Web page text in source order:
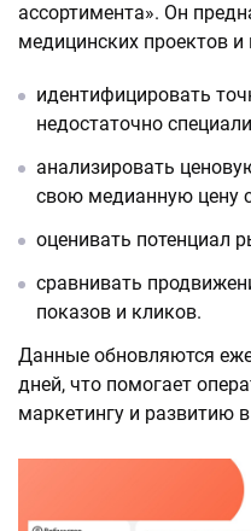
ассортимента». Он
медицинских проектов и
идентифицировать
недостаточно
анализировать
свою медианную цену
оценивать потенциал
сравнивать
показов и кликов.
Данные обновляются
дней, что помогает
маркетингу и развитию